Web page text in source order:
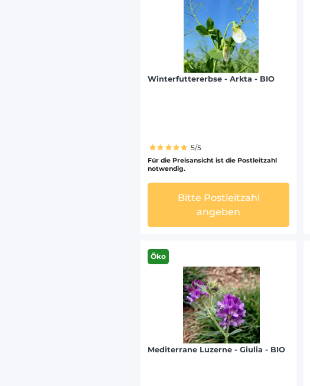
Winterfuttererbse - Arkta - BIO
5/5
Für die Preisansicht ist die Postleitzahl
notwendig.
Bitte Postleitzahl
angeben
Öko
Mediterrane Luzerne - Giulia - BIO